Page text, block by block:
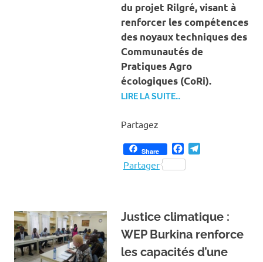
du projet Rilgré, visant à
renforcer les compétences
des noyaux techniques des
Communautés de
Pratiques Agro
écologiques (CoRi).
LIRE LA SUITE…
Partagez
Share Facebook
Partager
Justice climatique :
WEP Burkina renforce
les capacités d’une